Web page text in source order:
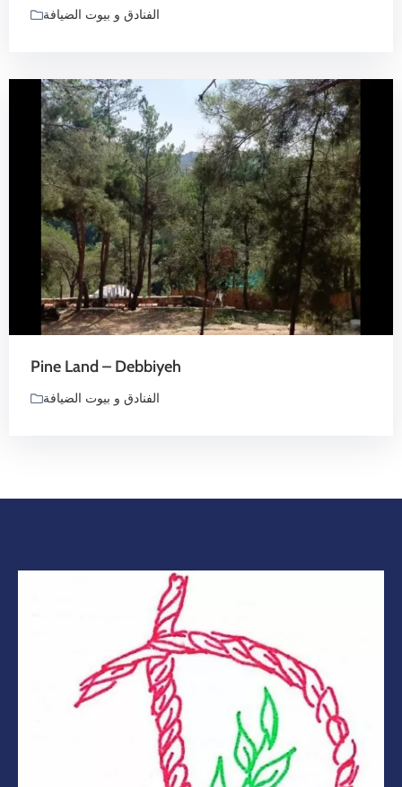
الفنادق و بيوت الضيافة
Pine Land – Debbiyeh
الفنادق و بيوت الضيافة